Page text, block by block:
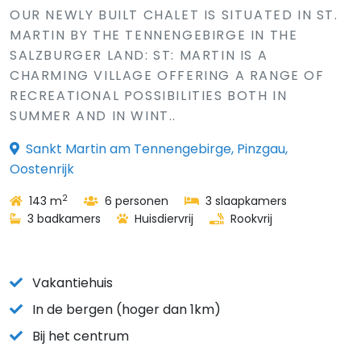
OUR NEWLY BUILT CHALET IS SITUATED IN ST.
MARTIN BY THE TENNENGEBIRGE IN THE
SALZBURGER LAND: ST: MARTIN IS A
CHARMING VILLAGE OFFERING A RANGE OF
RECREATIONAL POSSIBILITIES BOTH IN
SUMMER AND IN WINT..
Sankt Martin am Tennengebirge, Pinzgau,
Oostenrijk
143 m2 6 personen
3 slaapkamers
3 badkamers
Huisdiervrij Rookvrij
Vakantiehuis
In de bergen (hoger dan 1km)
Bij het centrum